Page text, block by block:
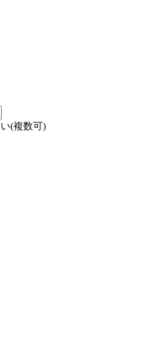
(複数可)